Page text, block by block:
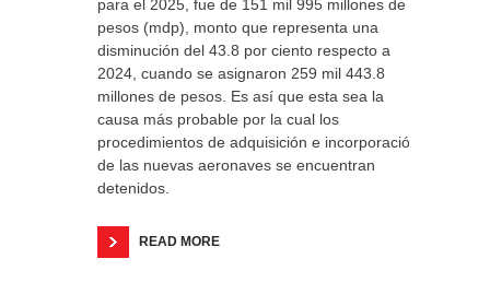
para el 2025, fue de 151 mil 995 millones de
pesos (mdp), monto que representa una
disminución del 43.8 por ciento respecto a
2024, cuando se asignaron 259 mil 443.8
millones de pesos. Es así que esta sea la
causa más probable por la cual los
procedimientos de adquisición e incorporación
de las nuevas aeronaves se encuentran
detenidos.
READ MORE